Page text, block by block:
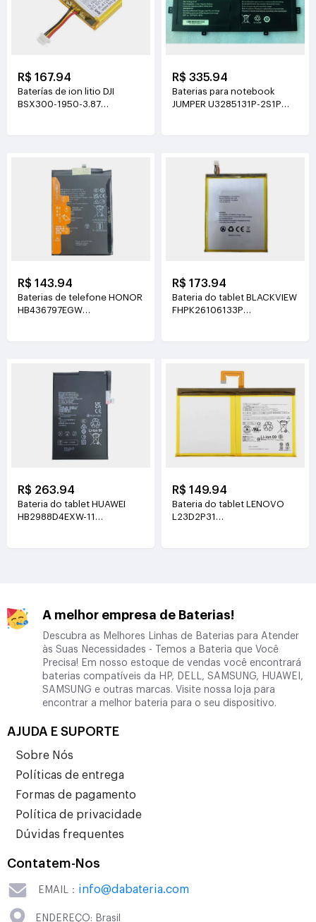
R$ 167.94
Baterías de ion litio DJI
BSX300-1950-3.87
R$ 335.94
Baterias para notebook
JUMPER U3285131P-2S1P
R$ 143.94
Baterias de telefone HONOR
HB436797EGW
R$ 173.94
Bateria do tablet BLACKVIEW
FHPK26106133P
R$ 263.94
Bateria do tablet HUAWEI
HB2988D4EXW-11
R$ 149.94
Bateria do tablet LENOVO
L23D2P31
A melhor empresa de Baterias!
Descubra as Melhores Linhas de Baterias para Atender
às Suas Necessidades - Temos a Bateria que Você
Precisa! Em nosso estoque de vendas você encontrará
baterias compatíveis da HP, DELL, SAMSUNG, HUAWEI,
SAMSUNG e outras marcas. Visite nossa loja para
encontrar a melhor bateria para o seu dispositivo.
AJUDA E SUPORTE
Sobre Nós
Políticas de entrega
Formas de pagamento
Política de privacidade
Dúvidas frequentes
Contatem-Nos
EMAIL： info@dabateria.com
ENDEREÇO: Brasil